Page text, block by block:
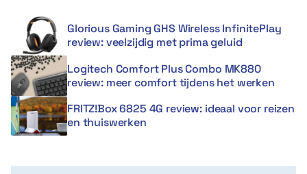
Glorious Gaming GHS Wireless InfinitePlay
review: veelzijdig met prima geluid
Logitech Comfort Plus Combo MK880
review: meer comfort tijdens het werken
FRITZ!Box 6825 4G review: ideaal voor reizen
en thuiswerken